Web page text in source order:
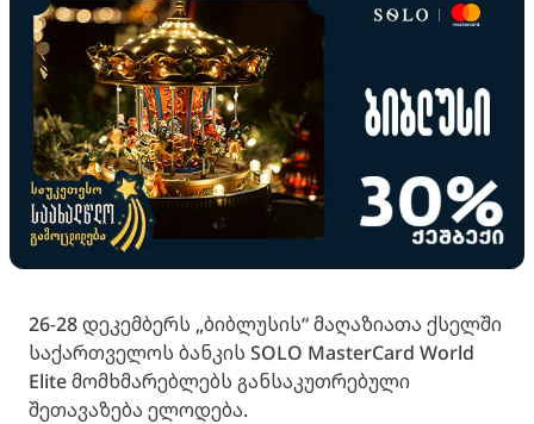
26-28 დეკემბერს „ბიბლუსის“ მაღაზიათა ქსელში
საქართველოს ბანკის SOLO MasterCard World
Elite მომხმარებლებს განსაკუთრებული
შეთავაზება ელოდება.